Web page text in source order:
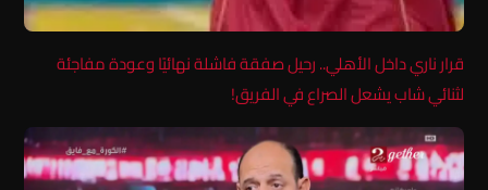
قرار ناري داخل الأهلي.. رحيل صفقة فاشلة نهائيًا وعودة مفاجئة
لثنائي شاب يشعل الصراع في الفريق!